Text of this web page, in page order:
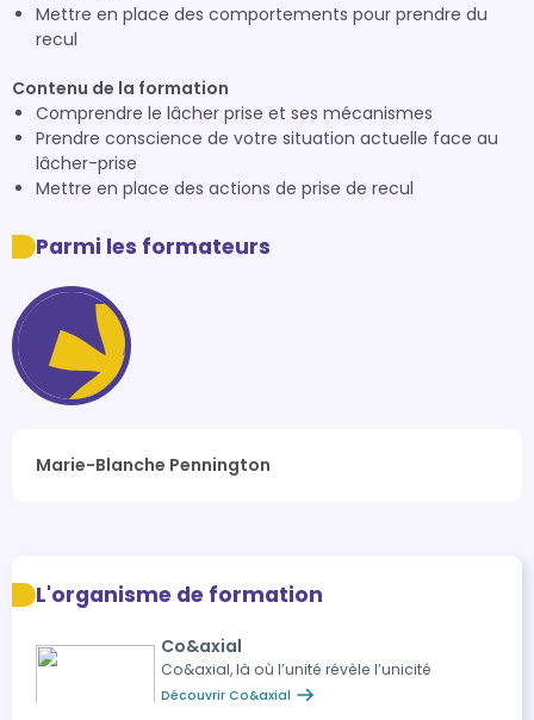
Mettre en place des comportements pour prendre du
recul
Contenu de la formation
Comprendre le lâcher prise et ses mécanismes
Prendre conscience de votre situation actuelle face au
lâcher-prise
Mettre en place des actions de prise de recul
Parmi les formateurs
Marie-Blanche Pennington
L'organisme de formation
Co&axial
Co&axial, là où l’unité révèle l’unicité
Découvrir Co&axial